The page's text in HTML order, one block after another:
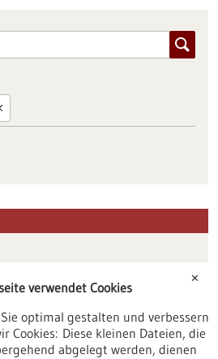
✕
verwendet Cookies
optimal gestalten und verbessern
Cookies: Diese kleinen Dateien, die
abgelegt werden, dienen